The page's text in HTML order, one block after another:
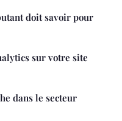
doit savoir pour
sur votre site
dans le secteur